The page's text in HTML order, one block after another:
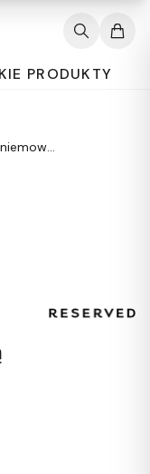
PRODUKTY
RESERVED – opaska niemowlęca z kokardką